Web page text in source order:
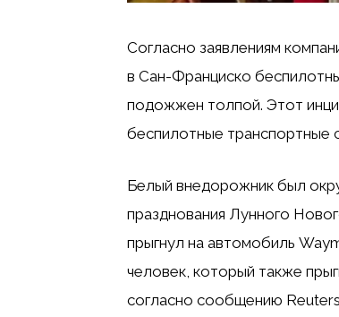
Согласно заявлениям
в Сан-Франциско
подожжен толпой. Этот
беспилотные транспортные
Белый внедорожник был
празднования Лунного
прыгнул на автомобиль
человек, который также
согласно сообщению